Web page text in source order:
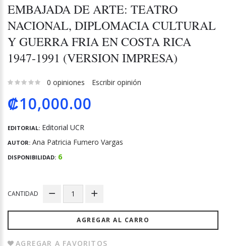
EMBAJADA DE ARTE: TEATRO
NACIONAL, DIPLOMACIA CULTURAL
Y GUERRA FRIA EN COSTA RICA
1947-1991 (VERSION IMPRESA)
0 opiniones Escribir opinión
₡10,000.00
EDITORIAL: Editorial UCR
AUTOR: Ana Patricia Fumero Vargas
DISPONIBILIDAD: 6
CANTIDAD
AGREGAR AL CARRO
AGREGAR A FAVORITOS